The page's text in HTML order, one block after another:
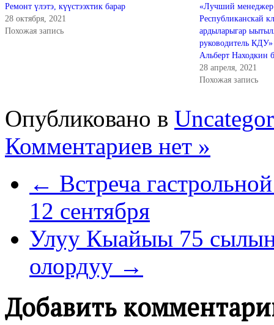
Ремонт үлэтэ, күүстээхтик барар
28 октября, 2021
Похожая запись
«Лучший менеджер
Республиканскай
ардыларыгар
руководитель
Альберт Находкин
28 апреля, 2021
Похожая запись
Опубликовано в
Комментариев нет »
← Встреча
12 сентября
Улуу Кыайыы 75 сылын
олордуу →
Добавить